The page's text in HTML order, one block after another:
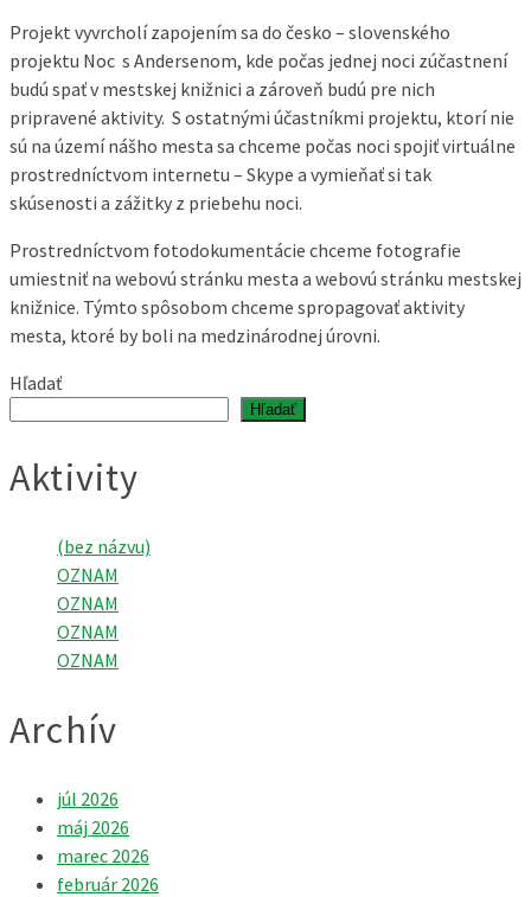
Projekt vyvrcholí zapojením sa do česko – slovenského
projektu Noc s Andersenom, kde počas jednej noci zúčastnení
budú spať v mestskej knižnici a zároveň budú pre nich
pripravené aktivity. S ostatnými účastníkmi projektu, ktorí nie
sú na území nášho mesta sa chceme počas noci spojiť virtuálne
prostredníctvom internetu – Skype a vymieňať si tak
skúsenosti a zážitky z priebehu noci.
Prostredníctvom fotodokumentácie chceme fotografie
umiestniť na webovú stránku mesta a webovú stránku mestskej
knižnice. Týmto spôsobom chceme spropagovať aktivity
mesta, ktoré by boli na medzinárodnej úrovni.
Hľadať
Hľadať
Aktivity
(bez názvu)
OZNAM
OZNAM
OZNAM
OZNAM
Archív
júl 2026
máj 2026
marec 2026
február 2026